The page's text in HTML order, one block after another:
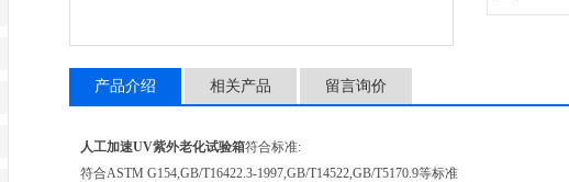
产品介绍 相关产品 留言询价
人工加速UV紫外老化试验箱符合标准:
符合ASTM G154,GB/T16422.3-1997,GB/T14522,GB/T5170.9等标准